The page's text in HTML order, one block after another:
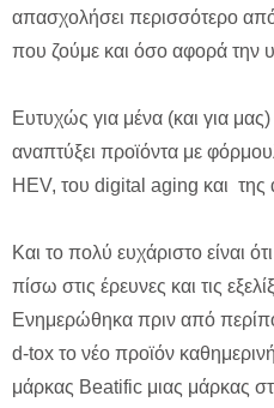
απασχολήσει περισσότερο
που ζούμε και όσο αφορά την
Ευτυχώς για μένα (και για
αναπτύξει προϊόντα με
HEV, του digital aging και της
Και το πολύ ευχάριστο είναι
πίσω στις έρευνες και τις
Ενημερώθηκα πριν από
d-tox το νέο προϊόν
μάρκας Βeatific μιας μάρκας